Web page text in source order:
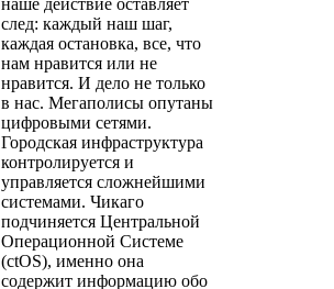
наше действие оставляет
след: каждый наш шаг,
каждая остановка, все, что
нам нравится или не
нравится. И дело не только
в нас. Мегаполисы опутаны
цифровыми сетями.
Городская инфраструктура
контролируется и
управляется сложнейшими
системами. Чикаго
подчиняется Центральной
Операционной Системе
(ctOS), именно она
содержит информацию обо